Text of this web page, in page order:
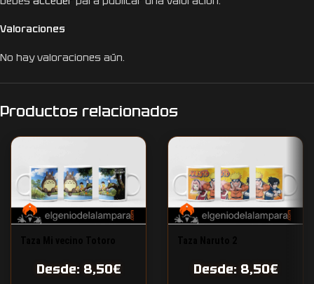
Valoraciones
No hay valoraciones aún.
Productos relacionados
Desde: 8,50€ Desde: 8,50€